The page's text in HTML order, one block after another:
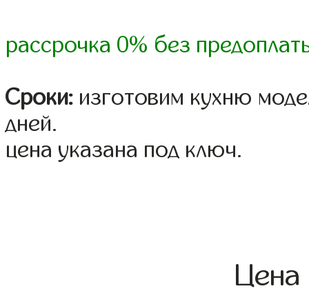
рассрочка 0% без
Сроки: изготовим кухню
дней.
цена указана под ключ.
Цена